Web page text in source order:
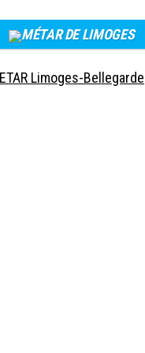
MÉTAR DE LIMOGES
Limoges-Bellegarde